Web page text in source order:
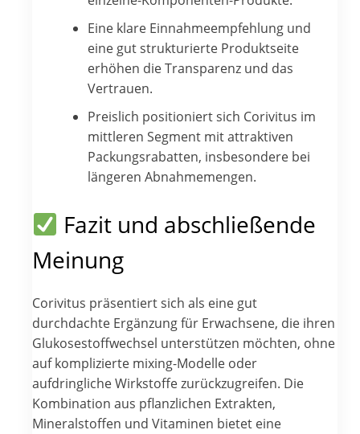
Eine klare Einnahmeempfehlung und
eine gut strukturierte Produktseite
erhöhen die Transparenz und das
Vertrauen.
Preislich positioniert sich Corivitus im
mittleren Segment mit attraktiven
Packungsrabatten, insbesondere bei
längeren Abnahmemengen.
Fazit und abschließende
Meinung
Corivitus präsentiert sich als eine gut
durchdachte Ergänzung für Erwachsene, die ihren
Glukosestoffwechsel unterstützen möchten, ohne
auf komplizierte mixing-Modelle oder
aufdringliche Wirkstoffe zurückzugreifen. Die
Kombination aus pflanzlichen Extrakten,
Mineralstoffen und Vitaminen bietet eine